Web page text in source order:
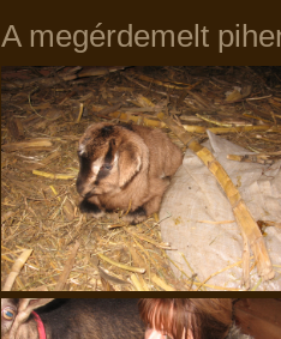
A megérdemelt